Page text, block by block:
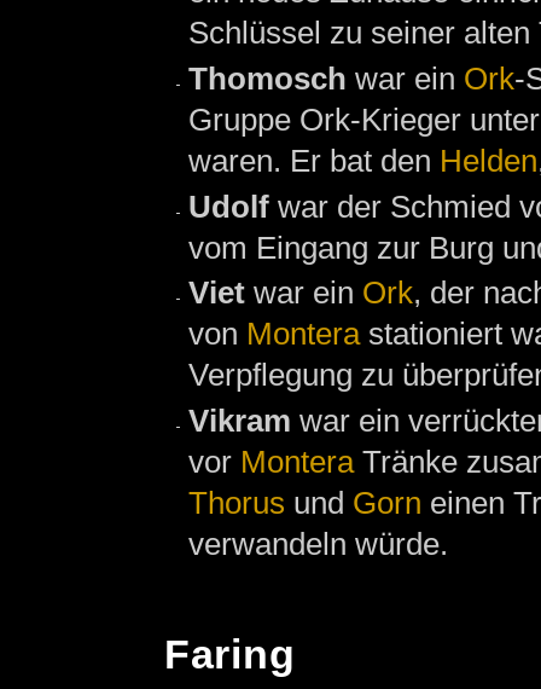
Schlüssel zu seiner
Thomosch war ein Ork-
Gruppe Ork-Krieger
waren. Er bat den Helden
Udolf war der Schmied
vom Eingang zur Burg
Viet war ein Ork, der
von Monterastationiert
Verpflegung zu
Vikram war ein
vor MonteraTränke
Thorus und Gorn einen
verwandeln würde.
Faring